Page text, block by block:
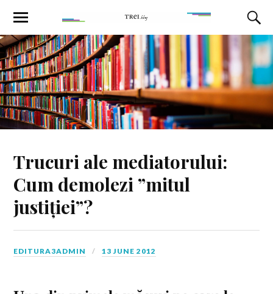
Trucuri ale mediatorului:
Cum demolezi ”mitul
justiției”?
EDITURA3ADMIN 13 JUNE 2012